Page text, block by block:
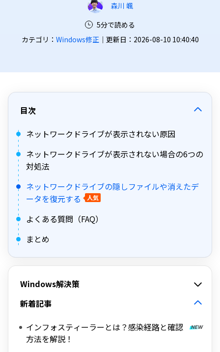
森川 颯
5分で読める
カテゴリ： Windows修正｜更新日：2026-08-10 10:40:40
目次
ネットワークドライブが表示されない原因
ネットワークドライブが表示されない場合の6つの
対処法
ネットワークドライブの隠しファイルや消えたデ
ータを復元する
人気
よくある質問（FAQ）
まとめ
Windows解決策
新着記事
インフォスティーラーとは？感染経路と確認
方法を解説！